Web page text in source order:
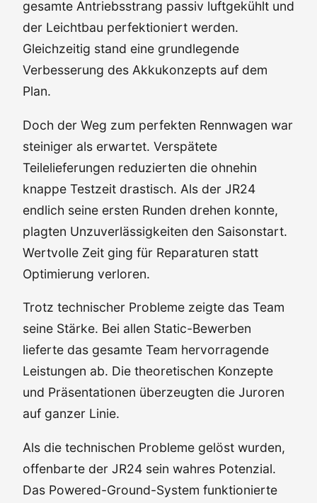
gesamte Antriebsstrang passiv luftgekühlt und
der Leichtbau perfektioniert werden.
Gleichzeitig stand eine grundlegende
Verbesserung des Akkukonzepts auf dem
Plan.
Doch der Weg zum perfekten Rennwagen war
steiniger als erwartet. Verspätete
Teilelieferungen reduzierten die ohnehin
knappe Testzeit drastisch. Als der JR24
endlich seine ersten Runden drehen konnte,
plagten Unzuverlässigkeiten den Saisonstart.
Wertvolle Zeit ging für Reparaturen statt
Optimierung verloren.
Trotz technischer Probleme zeigte das Team
seine Stärke. Bei allen Static-Bewerben
lieferte das gesamte Team hervorragende
Leistungen ab. Die theoretischen Konzepte
und Präsentationen überzeugten die Juroren
auf ganzer Linie.
Als die technischen Probleme gelöst wurden,
offenbarte der JR24 sein wahres Potenzial.
Das Powered-Ground-System funktionierte